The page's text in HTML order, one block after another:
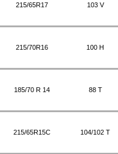
215/65R17 103 V
215/70R16 100 H
185/70 R 14 88 T
215/65R15C 104/102 T